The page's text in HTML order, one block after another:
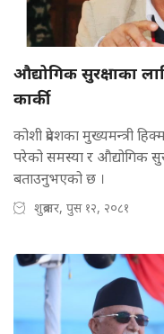
औद्योगिक सुरक्षाका
कार्की
कोशी प्रदेशका मुख्यमन्त्री
परेको समस्या र औद्योगिक
बताउनुभएको छ ।
शुक्रबार, पुस १२, २०८१